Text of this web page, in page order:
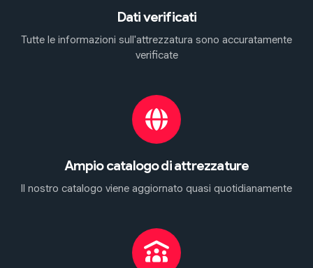
Dati verificati
Tutte le informazioni sull'attrezzatura sono accuratamente
verificate
Ampio catalogo di attrezzature
Il nostro catalogo viene aggiornato quasi quotidianamente